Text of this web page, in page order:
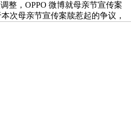
整，OPPO 微博就母亲节宣传案
次母亲节宣传案牍惹起的争议，